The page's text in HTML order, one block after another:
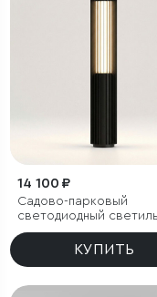
14 100 ₽
Садово-парковый
светодиодный
Entero 3000K IP54
КУПИТЬ